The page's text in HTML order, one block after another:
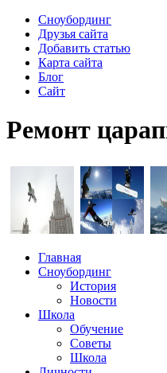
Сноубординг
Друзья сайта
Добавить статью
Карта сайта
Блог
Сайт
Ремонт
Главная
Сноубординг
История
Новости
Школа
Обучение
Советы
Школа